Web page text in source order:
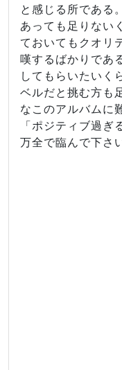
と感じる所である
あっても足りない
ておいてもクオリ
嘆するばかりであ
してもらいたいく
ベルだと挑む方も
なこのアルバムに
「ポジティブ過
万全で臨んで下さ